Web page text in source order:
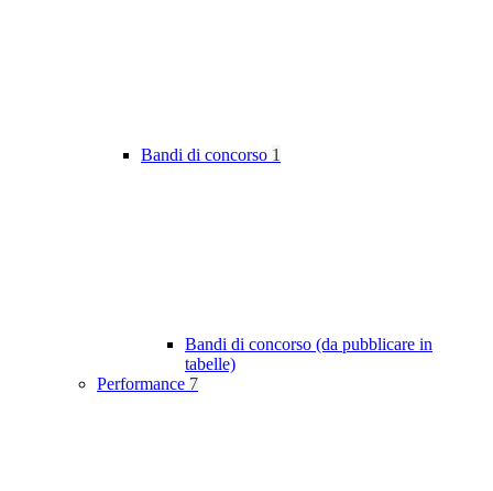
Bandi di concorso 1
Bandi di concorso (da pubblicare in
tabelle)
Performance 7